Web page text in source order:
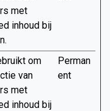
met
inhoud bij
om
van
met
inhoud bij
Perman
ent